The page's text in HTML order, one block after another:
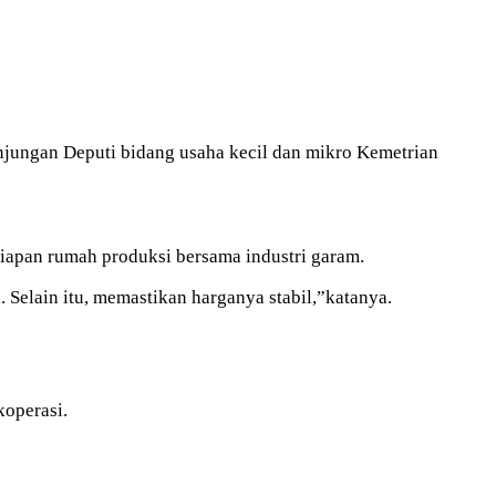
Deputi bidang usaha kecil dan mikro Kemetrian
rumah produksi bersama industri garam.
itu, memastikan harganya stabil,”katanya.